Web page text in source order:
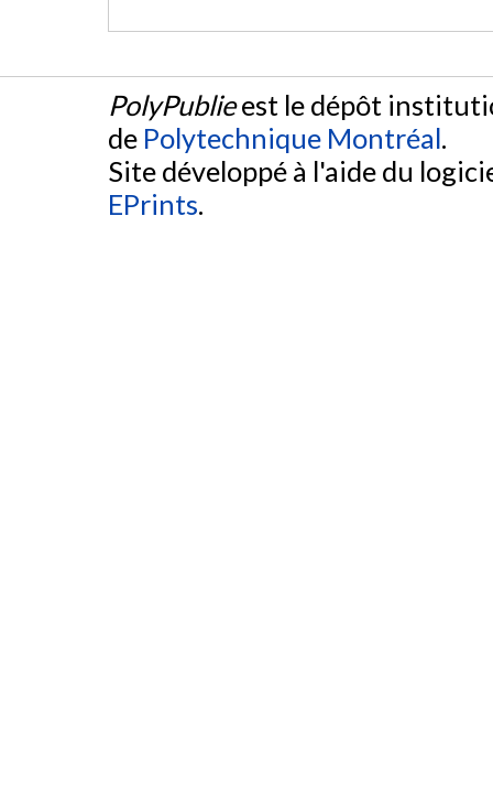
PolyPublieest le dépôt
de Polytechnique Montréal.
Site développé à l'aide du
EPrints.